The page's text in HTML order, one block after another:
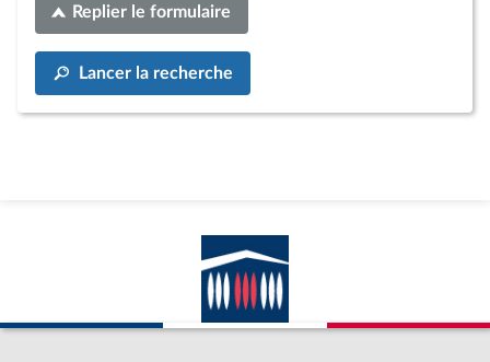
Replier le formulaire
Lancer la recherche